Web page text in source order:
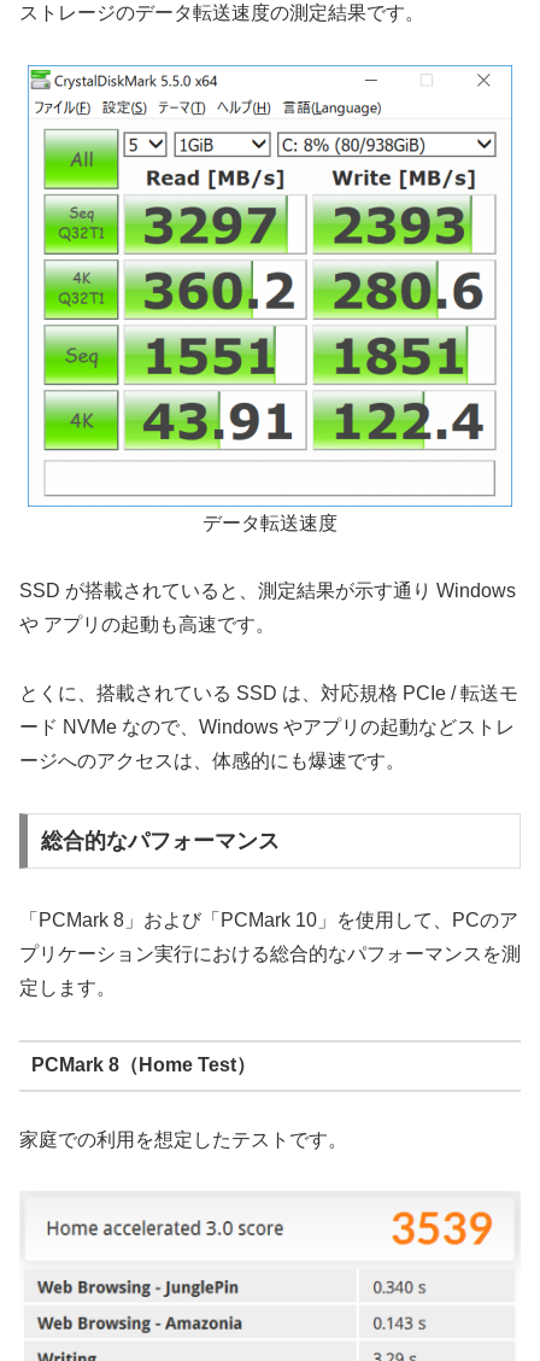
ストレージのデータ転送速度の測定結果です。
データ転送速度
SSD が搭載されていると、測定結果が示す通り Windows
や アプリの起動も高速です。
とくに、搭載されている SSD は、対応規格 PCIe / 転送モ
ード NVMe なので、Windows やアプリの起動などストレ
ージへのアクセスは、体感的にも爆速です。
総合的なパフォーマンス
「PCMark 8」および「PCMark 10」を使用して、PCのア
プリケーション実行における総合的なパフォーマンスを測
定します。
PCMark 8（Home Test）
家庭での利用を想定したテストです。